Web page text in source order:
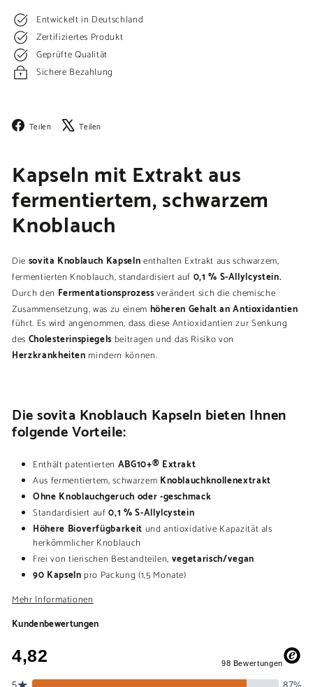
Entwickelt in Deutschland
Zertifiziertes Produkt
Geprüfte Qualität
Sichere Bezahlung
Teilen Facebook
Teilen
Kapseln mit Extrakt aus
fermentiertem, schwarzem
Knoblauch
Die sovita Knoblauch Kapselnenthalten Extrakt aus schwarzem,
fermentierten Knoblauch, standardisiert auf 0,1 % S-Allylcystein.
Durch den Fermentationsprozessverändert sich die chemische
Zusammensetzung, was zu einem höheren Gehalt an Antioxidantien
führt. Es wird angenommen, dass diese Antioxidantien zur Senkung
des Cholesterinspiegels beitragen und das Risiko von
Herzkrankheitenmindern können.
Die sovita Knoblauch Kapseln bieten Ihnen
folgende Vorteile:
Enthält patentierten ABG10+® Extrakt
Aus fermentiertem, schwarzem Knoblauchknollenextrakt
Ohne Knoblauchgeruch oder -geschmack
Standardisiert auf0,1 % S-Allylcystein
Höhere Bioverfügbarkeit und antioxidative Kapazität als
herkömmlicher Knoblauch
Frei von tierischen Bestandteilen, vegetarisch/vegan
90 Kapseln pro Packung (1,5 Monate)
Mehr Informationen
Kundenbewertungen